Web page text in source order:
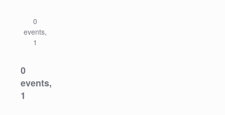
0
events,
1
0
events,
1